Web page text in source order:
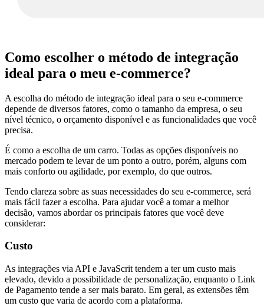
Como escolher o método de integração
ideal para o meu e-commerce?
A escolha do método de integração ideal para o seu e-commerce
depende de diversos fatores, como o tamanho da empresa, o seu
nível técnico, o orçamento disponível e as funcionalidades que você
precisa.
É como a escolha de um carro. Todas as opções disponíveis no
mercado podem te levar de um ponto a outro, porém, alguns com
mais conforto ou agilidade, por exemplo, do que outros.
Tendo clareza sobre as suas necessidades do seu e-commerce, será
mais fácil fazer a escolha. Para ajudar você a tomar a melhor
decisão, vamos abordar os principais fatores que você deve
considerar:
Custo
As integrações via API e JavaScrit tendem a ter um custo mais
elevado, devido a possibilidade de personalização, enquanto o Link
de Pagamento tende a ser mais barato. Em geral, as extensões têm
um custo que varia de acordo com a plataforma.